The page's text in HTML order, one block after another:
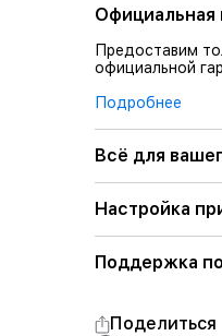
Официальная
Предоставим
официальной
Подробнее
Всё для
Настройка
Поддержка
Поделиться